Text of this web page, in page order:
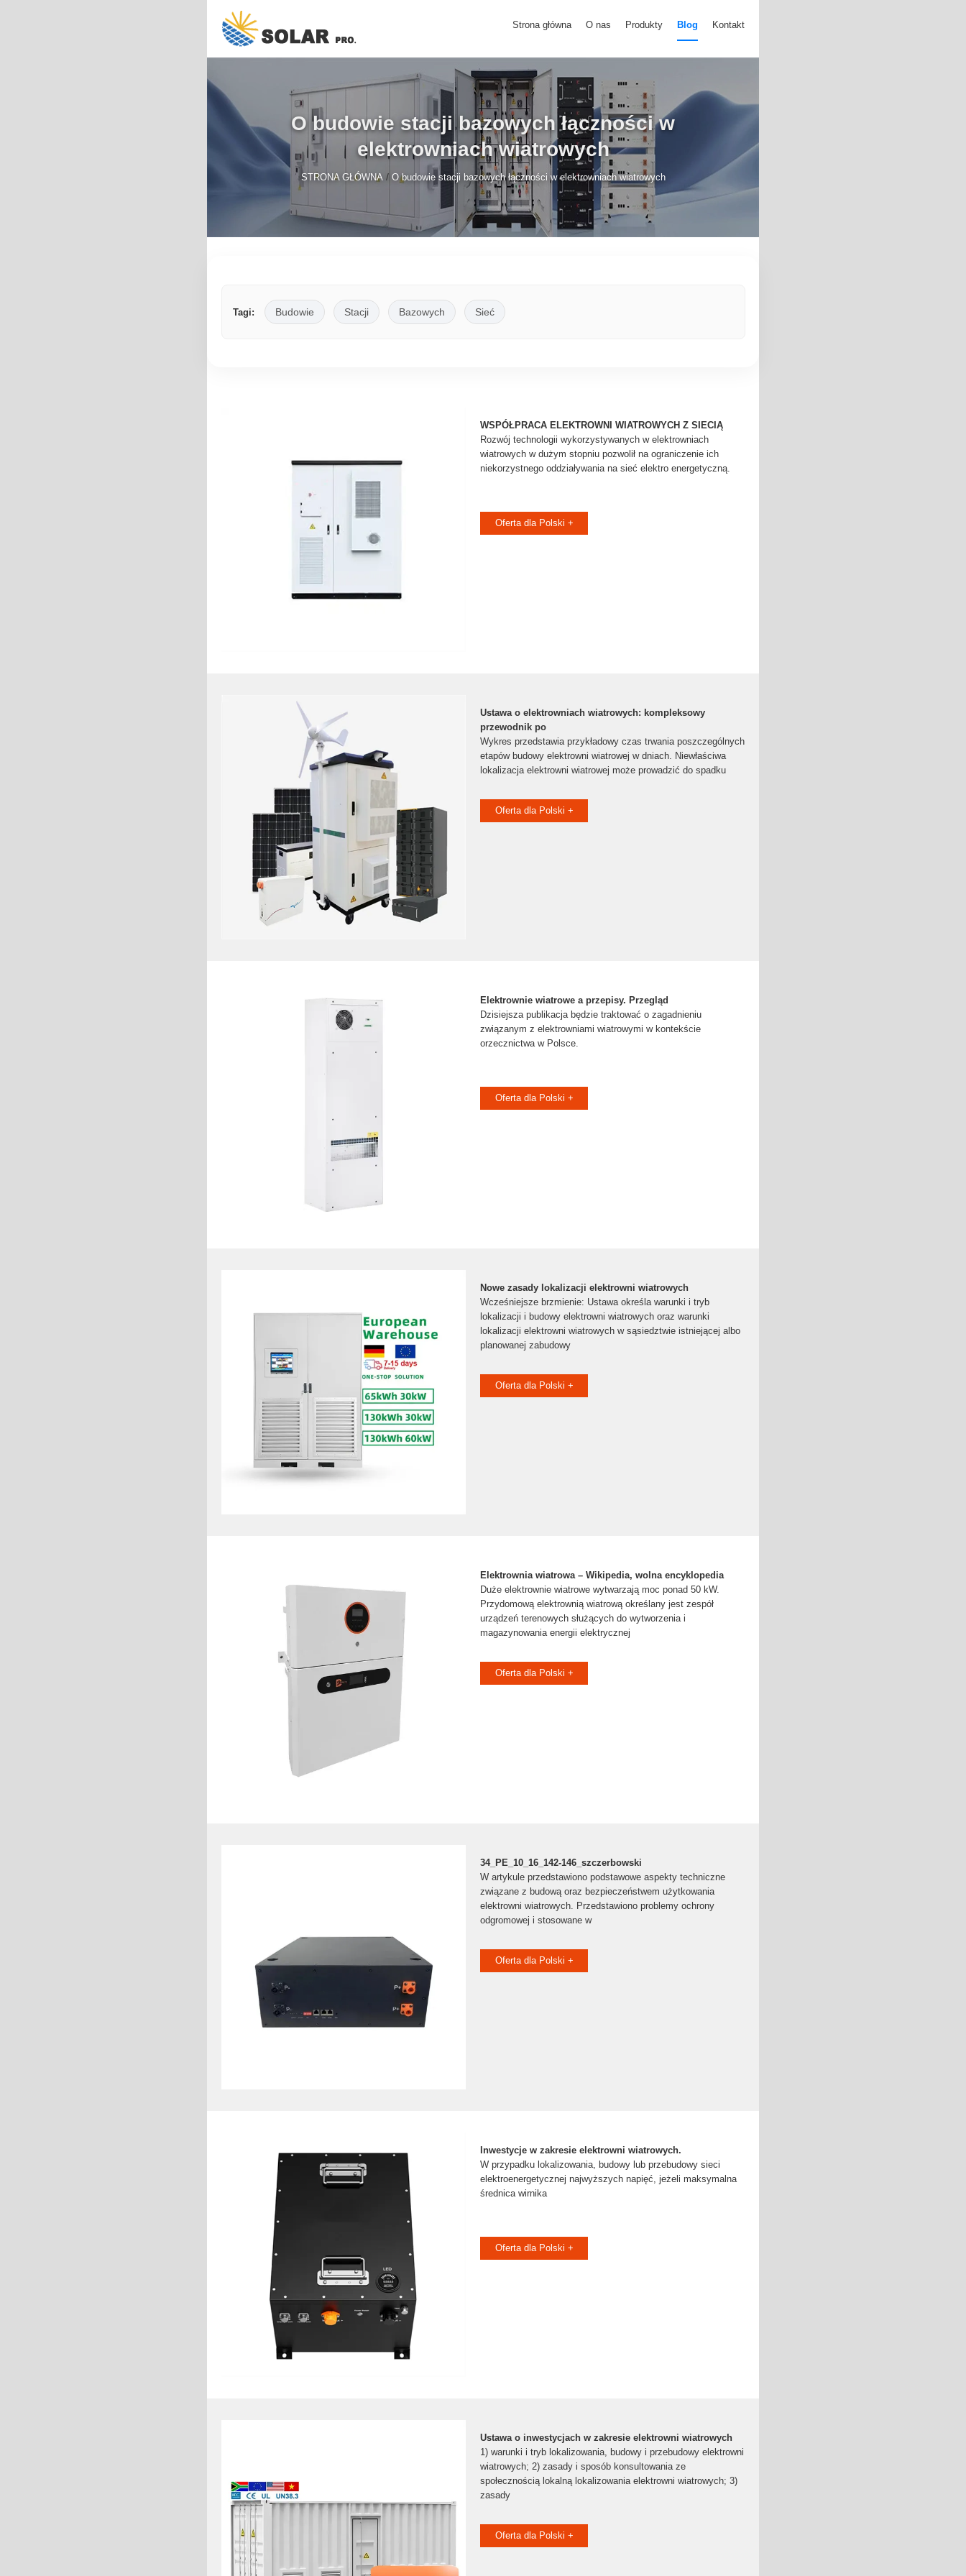
Strona główna O nas Produkty Blog Kontakt
O budowie stacji bazowych łączności w
elektrowniach wiatrowych
STRONA GŁÓWNA / O budowie stacji bazowych łączności w elektrowniach wiatrowych
Tagi: Budowie Stacji Bazowych Sieć
WSPÓŁPRACA ELEKTROWNI WIATROWYCH Z SIECIĄ
Rozwój technologii wykorzystywanych w elektrowniach
wiatrowych w dużym stopniu pozwolił na ograniczenie ich
niekorzystnego oddziaływania na sieć elektro energetyczną.
Oferta dla Polski +
Ustawa o elektrowniach wiatrowych: kompleksowy
przewodnik po
Wykres przedstawia przykładowy czas trwania poszczególnych
etapów budowy elektrowni wiatrowej w dniach. Niewłaściwa
lokalizacja elektrowni wiatrowej może prowadzić do spadku
Oferta dla Polski +
Elektrownie wiatrowe a przepisy. Przegląd
Dzisiejsza publikacja będzie traktować o zagadnieniu
związanym z elektrowniami wiatrowymi w kontekście
orzecznictwa w Polsce.
Oferta dla Polski +
Nowe zasady lokalizacji elektrowni wiatrowych
Wcześniejsze brzmienie: Ustawa określa warunki i tryb
lokalizacji i budowy elektrowni wiatrowych oraz warunki
lokalizacji elektrowni wiatrowych w sąsiedztwie istniejącej albo
planowanej zabudowy
Oferta dla Polski +
Elektrownia wiatrowa – Wikipedia, wolna encyklopedia
Duże elektrownie wiatrowe wytwarzają moc ponad 50 kW.
Przydomową elektrownią wiatrową określany jest zespół
urządzeń terenowych służących do wytworzenia i
magazynowania energii elektrycznej
Oferta dla Polski +
34_PE_10_16_142-146_szczerbowski
W artykule przedstawiono podstawowe aspekty techniczne
związane z budową oraz bezpieczeństwem użytkowania
elektrowni wiatrowych. Przedstawiono problemy ochrony
odgromowej i stosowane w
Oferta dla Polski +
Inwestycje w zakresie elektrowni wiatrowych.
W przypadku lokalizowania, budowy lub przebudowy sieci
elektroenergetycznej najwyższych napięć, jeżeli maksymalna
średnica wirnika
Oferta dla Polski +
Ustawa o inwestycjach w zakresie elektrowni wiatrowych
1) warunki i tryb lokalizowania, budowy i przebudowy elektrowni
wiatrowych; 2) zasady i sposób konsultowania ze
społecznością lokalną lokalizowania elektrowni wiatrowych; 3)
zasady
Oferta dla Polski +